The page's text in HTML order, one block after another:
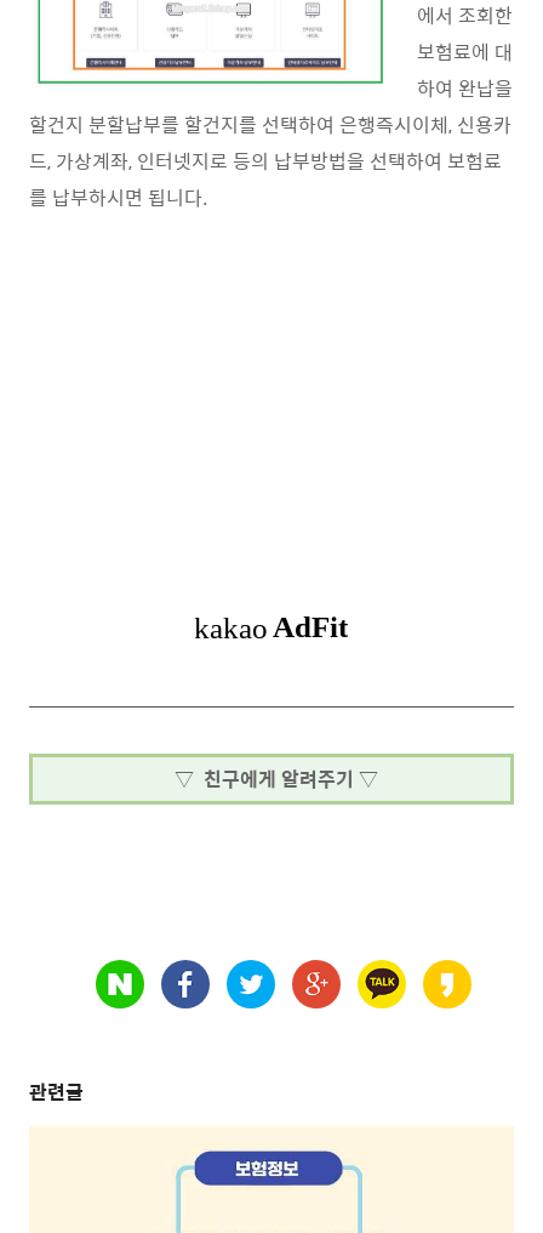
에서 조회한
보험료에 대
하여 완납을
할건지 분할납부를 할건지를 선택하여 은행즉시이체, 신용카
드, 가상계좌, 인터넷지로 등의 납부방법을 선택하여 보험료
를 납부하시면 됩니다.
▽ 친구에게 알려주기 ▽
관련글